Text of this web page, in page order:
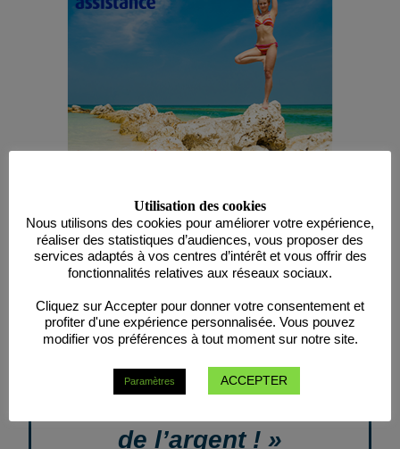
CONDITIONS GÉNÉRALES
« Attention, emprunter
de l’argent coûte aussi
de l’argent ! »
Utilisation des cookies
Nous utilisons des cookies pour améliorer votre expérience,
réaliser des statistiques d’audiences, vous proposer des
services adaptés à vos centres d’intérêt et vous offrir des
fonctionnalités relatives aux réseaux sociaux.
Cliquez sur Accepter pour donner votre consentement et
profiter d'une expérience personnalisée. Vous pouvez
modifier vos préférences à tout moment sur notre site.
Paramètres ACCEPTER